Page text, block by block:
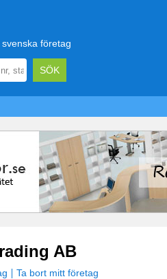
företag
AB
Ta bort mitt företag